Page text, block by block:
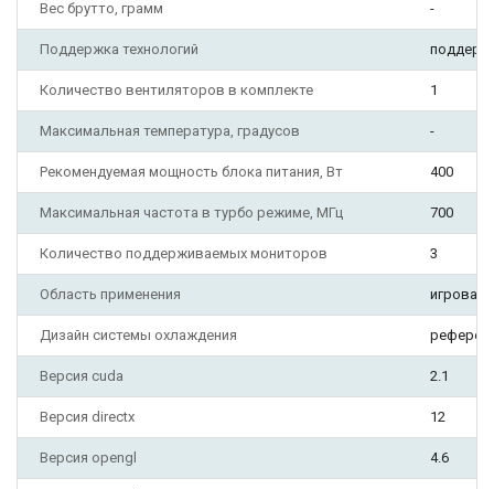
Вес брутто, грамм -
Поддержка технологий
Количество вентиляторов в комплекте 1
Максимальная температура, градусов -
Рекомендуемая мощность блока питания, Вт 400
Максимальная частота в турбо режиме, МГц 700
Количество поддерживаемых мониторов 3
Область применения игровая
Дизайн системы охлаждения
Версия cuda 2.1
Версия directx 12
Версия opengl 4.6